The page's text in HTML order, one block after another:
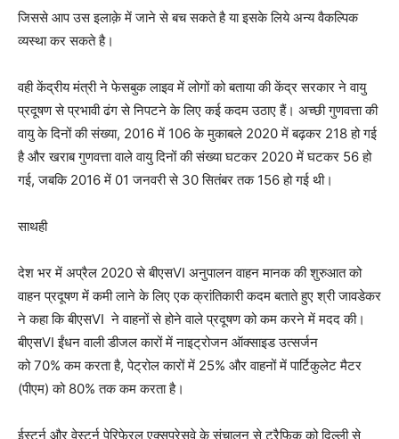
जिससे आप उस इलाक़े में जाने से बच सकते है या इसके लिये अन्य वैकल्पिक
व्यस्था कर सकते है।
वही केंद्रीय मंत्री ने फेसबुक लाइव में लोगों को बताया की केंद्र सरकार ने वायु
प्रदूषण से प्रभावी ढंग से निपटने के लिए कई कदम उठाए हैं। अच्छी गुणवत्ता की
वायु के दिनों की संख्या, 2016 में 106 के मुकाबले 2020 में बढ़कर 218 हो गई
है और खराब गुणवत्ता वाले वायु दिनों की संख्या घटकर 2020 में घटकर 56 हो
गई, जबकि 2016 में 01 जनवरी से 30 सितंबर तक 156 हो गई थी।
साथही
देश भर में अप्रैल 2020 से बीएसVI अनुपालन वाहन मानक की शुरुआत को
वाहन प्रदूषण में कमी लाने के लिए एक क्रांतिकारी कदम बताते हुए श्री जावडेकर
ने कहा कि बीएसVI ने वाहनों से होने वाले प्रदूषण को कम करने में मदद की।
बीएसVI ईंधन वाली डीजल कारों में नाइट्रोजन ऑक्साइड उत्सर्जन
को 70% कम करता है, पेट्रोल कारों में 25% और वाहनों में पार्टिकुलेट मैटर
(पीएम) को 80% तक कम करता है।
ईस्टर्न और वेस्टर्न पेरिफेरल एक्सप्रेसवे के संचालन से ट्रैफिक को दिल्ली से